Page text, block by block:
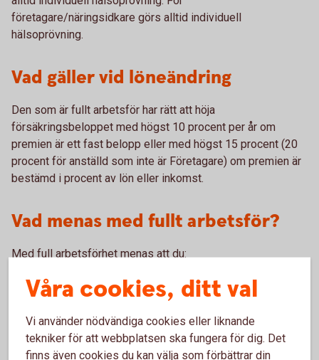
företagare/näringsidkare görs alltid individuell
hälsoprövning.
Vad gäller vid löneändring
Den som är fullt arbetsför har rätt att höja
försäkringsbeloppet med högst 10 procent per år om
premien är ett fast belopp eller med högst 15 procent (20
procent för anställd som inte är Företagare) om premien är
bestämd i procent av lön eller inkomst.
Vad menas med fullt arbetsför?
Med full arbetsförhet menas att du:
Ska kunna fullgöra sitt vanliga arbete utan anpassningar,
inskränkningar eller lönebidrag som beror på hälsoskäl.
Inte får ersättning från arbetsgivare eller
Försäkringskassan som har samband med sjukdom,
skada eller funktionsnedsättning (t ex sjuklön,
Våra cookies, ditt val
Vi använder nödvändiga cookies eller liknande
tekniker för att webbplatsen ska fungera för dig. Det
finns även cookies du kan välja som förbättrar din